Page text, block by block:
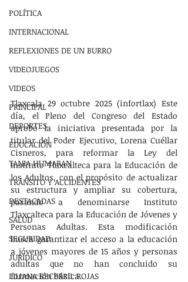
POLÍTICA
INTERNACIONAL
REFLEXIONES DE UN BURRO
VIDEOJUEGOS
VIDEOS
PRINCIPAL
DEPORTES
EDUCACIÓN
TANIA HUMARAN
TRÁNSITO Y ACCIDENTES
DESTACADAS
SALUD
SEGURIDAD
JURÍDICO
LILIANA BECERRIL ROJAS
Tlaxcala 29 octubre 2025 (infortlax) Este
día, el Pleno del Congreso del Estado
aprobó la iniciativa presentada por la
titular del Poder Ejecutivo, Lorena Cuéllar
Cisneros, para reformar la Ley del
Instituto Tlaxcalteca para la Educación de
los Adultos, con el propósito de actualizar
su estructura y ampliar su cobertura,
pasando a denominarse Instituto
Tlaxcalteca para la Educación de Jóvenes y
Personas Adultas. Esta modificación
busca garantizar el acceso a la educación
a jóvenes mayores de 15 años y personas
adultas que no han concluido su
formación básica.